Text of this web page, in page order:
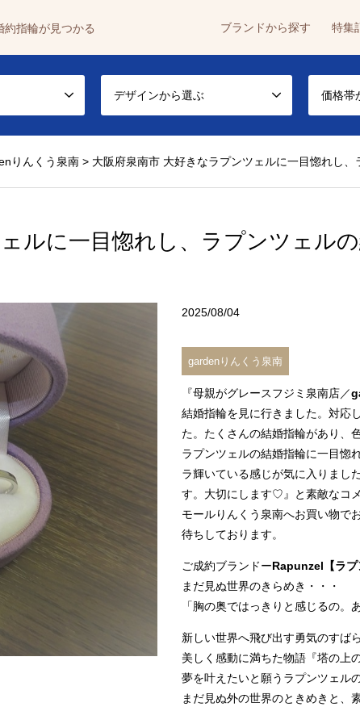
指輪が見つかる ブランドから探す 特集
デザインから選ぶ 価格帯
りんくう泉南 > 大阪府泉南市 大好きなラプンツェルに一目惚れし
ルに一目惚れし、ラプンツェル
2025/08/04
gardenりんくう泉南
『母親がグレースフジミ泉南店／
結婚指輪を見に行きました。対応
た。たくさんの結婚指輪があり、
ラプンツェルの結婚指輪に一目惚
ラ輝いている感じが気に入りまし
す。大切にします♡』と素敵なコ
モールりんくう泉南へお買い物で
待ちしております。
ご成約ブランドーRapunzel【ラプ
まだ見ぬ世界のきらめき・・・
「胸の奥ではっきりと感じるの。
新しい世界へ飛び出す勇気のすば
美しく感動に満ちた物語『塔の上
夢を叶えたいと願うラプンツェル
まだ見ぬ外の世界のときめきと、